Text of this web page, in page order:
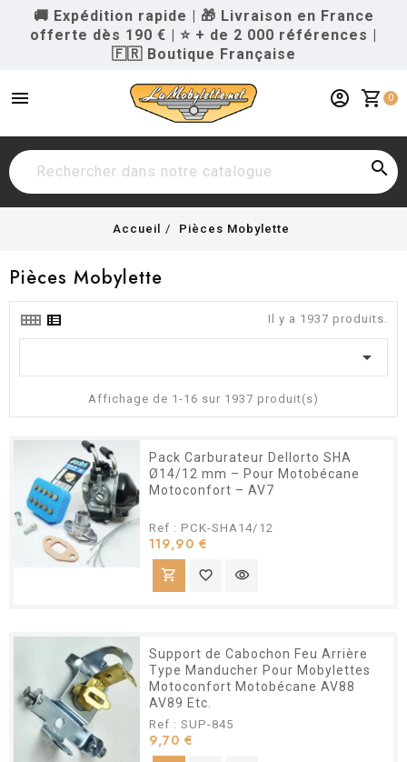
🚚 Expédition rapide | 🎁 Livraison en France
offerte dès 190 € | ⭐ + de 2 000 références |
🇫🇷 Boutique Française
menu shopping_cart 0
account_circle

Accueil Pièces Mobylette
Pièces Mobylette
Il y a 1937 produits.

Affichage de 1-16 sur 1937 produit(s)
Pack Carburateur Dellorto SHA
Ø14/12 mm – Pour Motobécane
Motoconfort – AV7
Ref : PCK-SHA14/12
119,90 €
shopping_cart favorite_border visibility
Support de Cabochon Feu Arrière
Type Manducher Pour Mobylettes
Motoconfort Motobécane AV88
AV89 Etc.
Ref : SUP-845
9,70 €